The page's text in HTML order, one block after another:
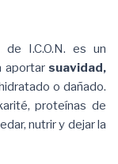
de I.C.O.N. es un
aportar suavidad,
o dañado.
proteínas de
nutrir y dejar la